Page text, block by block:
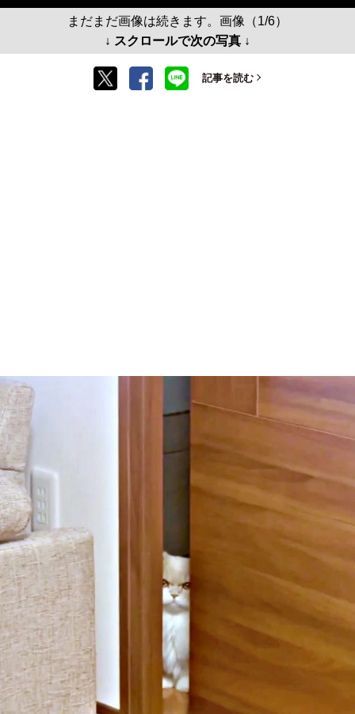
まだまだ画像は続きます。画像（1/6）
↓ スクロールで次の写真 ↓
記事を読む